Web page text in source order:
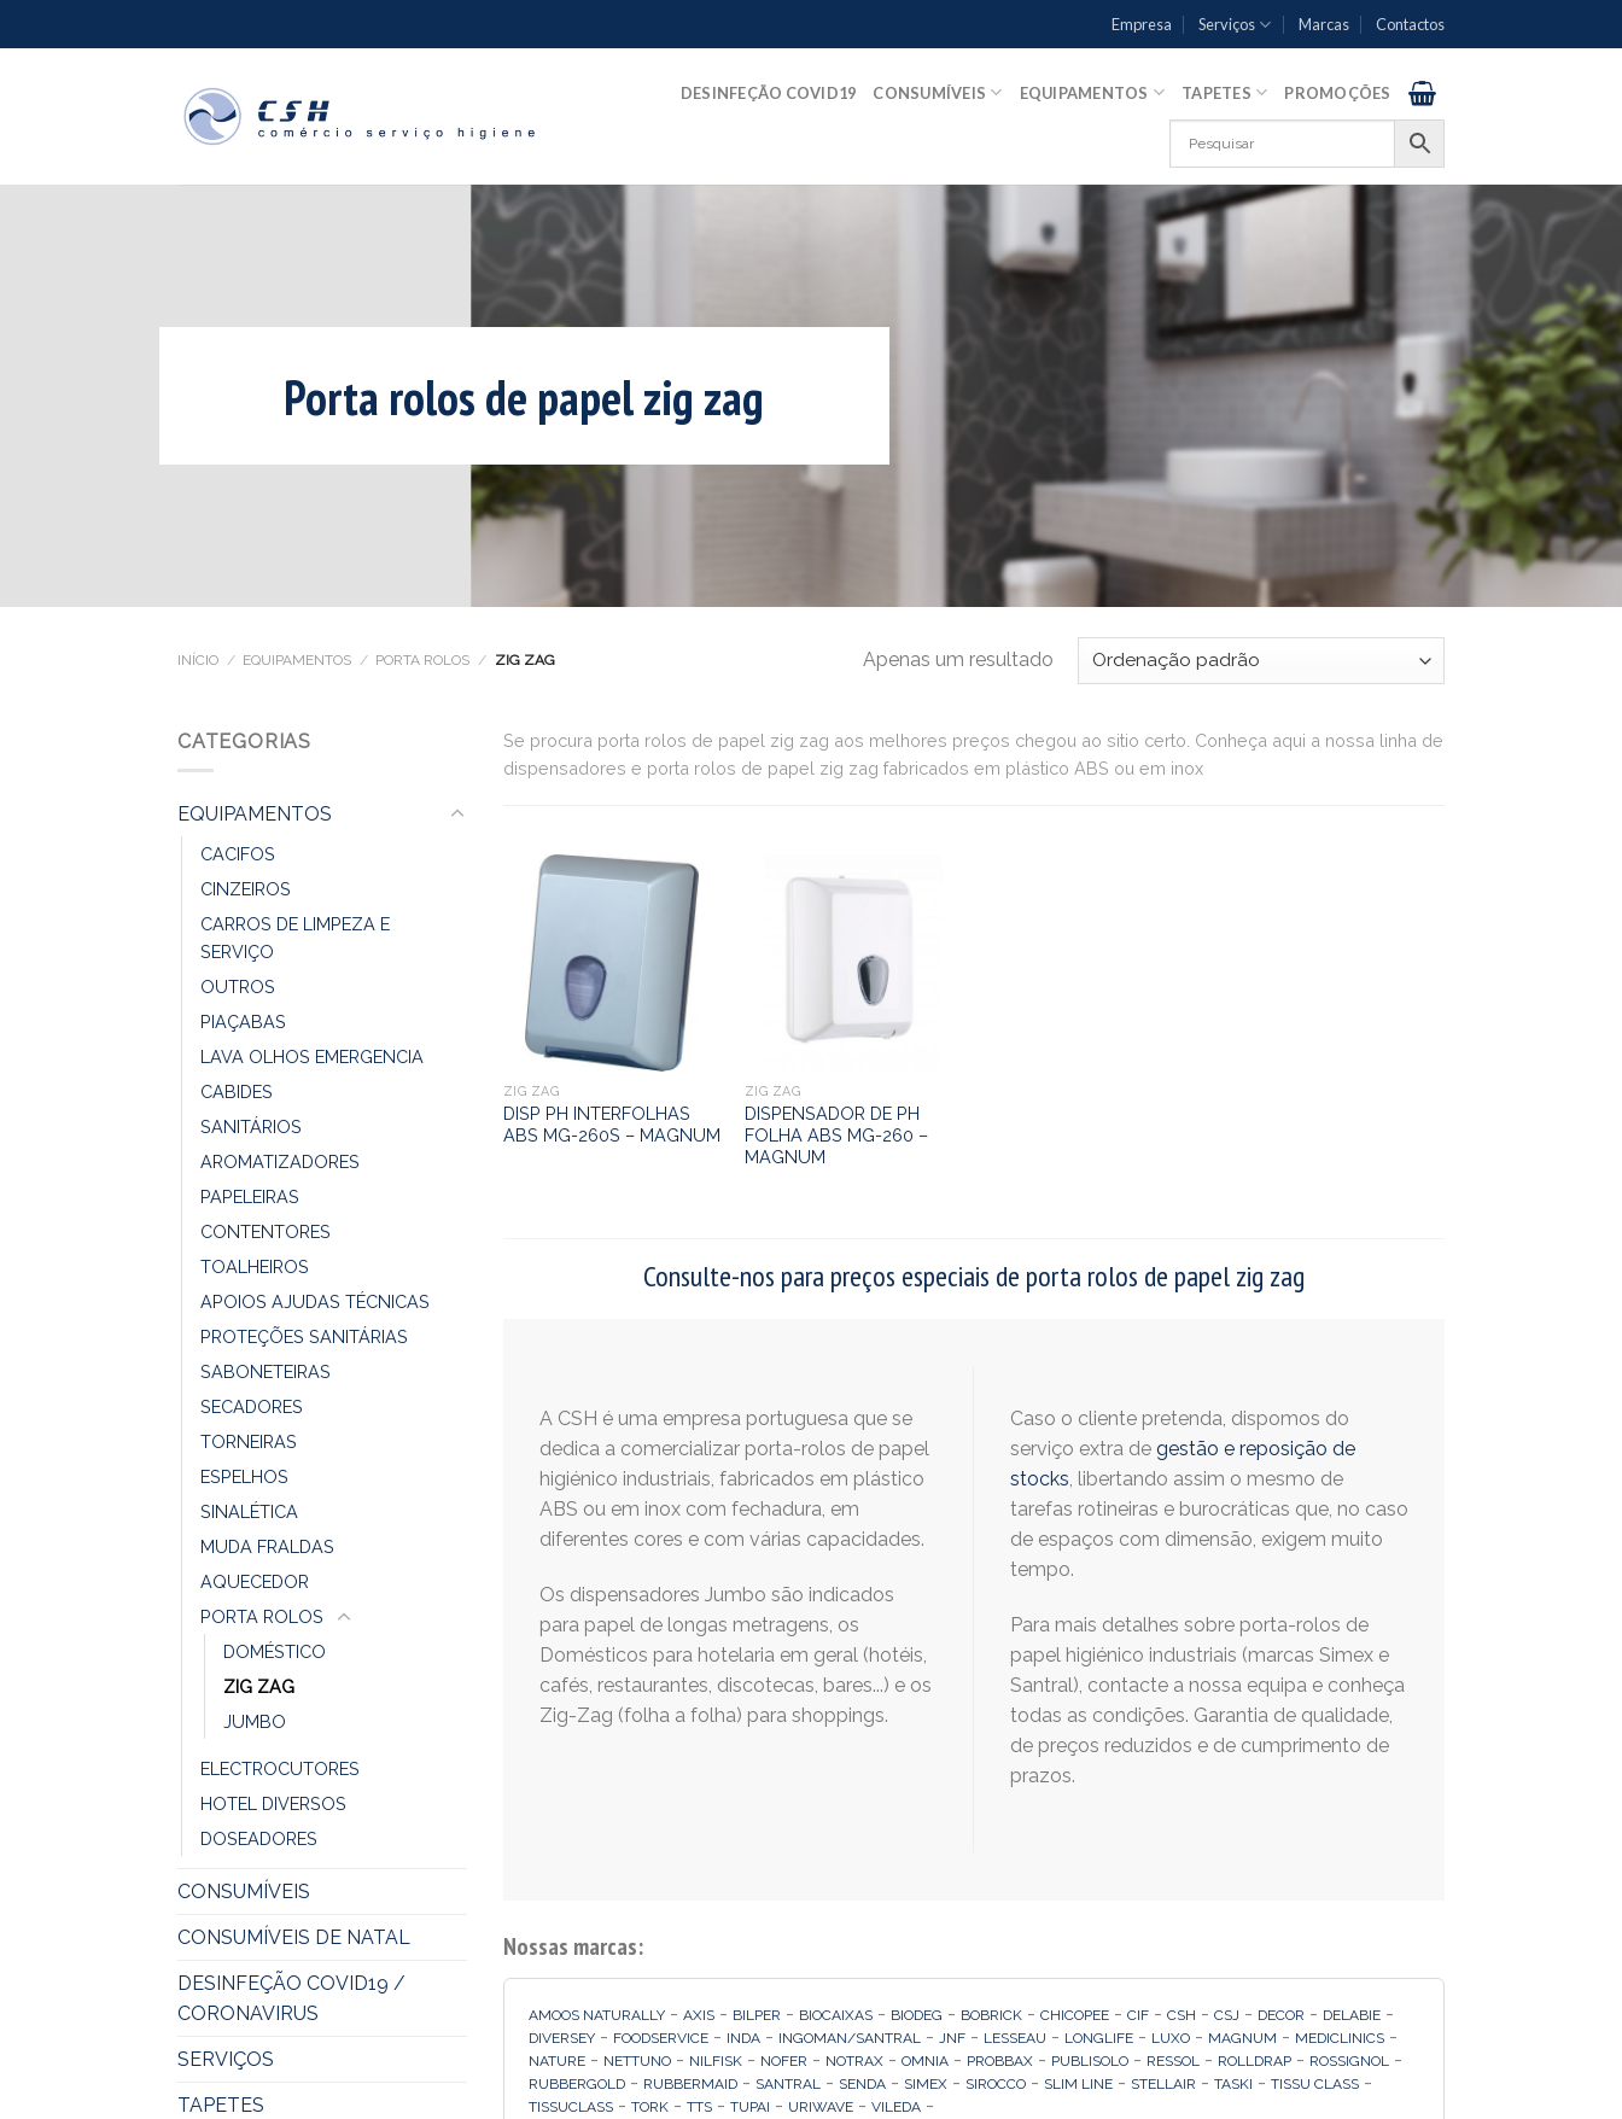
to
Empresa Serviços Marcas Contactos
DESINFEÇÃO COVID19 CONSUMÍVEIS EQUIPAMENTOS TAPETES PROMOÇÕES
Porta rolos de papel zig zag
INÍCIO / EQUIPAMENTOS / PORTA ROLOS / ZIG ZAG Apenas um resultado
CATEGORIAS
EQUIPAMENTOS
CACIFOS
CINZEIROS
CARROS DE LIMPEZA E
SERVIÇO
OUTROS
PIAÇABAS
LAVA OLHOS EMERGENCIA
CABIDES
SANITÁRIOS
AROMATIZADORES
PAPELEIRAS
CONTENTORES
TOALHEIROS
APOIOS AJUDAS TÉCNICAS
PROTEÇÕES SANITÁRIAS
SABONETEIRAS
SECADORES
TORNEIRAS
ESPELHOS
SINALÉTICA
MUDA FRALDAS
AQUECEDOR
PORTA ROLOS
DOMÉSTICO
ZIG ZAG
JUMBO
ELECTROCUTORES
HOTEL DIVERSOS
DOSEADORES
CONSUMÍVEIS
CONSUMÍVEIS DE NATAL
DESINFEÇÃO COVID19 /
CORONAVIRUS
SERVIÇOS
TAPETES
Se procura porta rolos de papel zig zag aos melhores preços chegou ao sitio certo. Conheça aqui a nossa linha de
dispensadores e porta rolos de papel zig zag fabricados em plástico ABS ou em inox
ZIG ZAG
DISP PH INTERFOLHAS
ABS MG-260S – MAGNUM
ZIG ZAG
DISPENSADOR DE PH
FOLHA ABS MG-260 –
MAGNUM
Consulte-nos para preços especiais de porta rolos de papel zig zag
A CSH é uma empresa portuguesa que se
dedica a comercializar porta-rolos de papel
higiénico industriais, fabricados em plástico
ABS ou em inox com fechadura, em
diferentes cores e com várias capacidades.
Os dispensadores Jumbo são indicados
para papel de longas metragens, os
Domésticos para hotelaria em geral (hotéis,
cafés, restaurantes, discotecas, bares...) e os
Zig-Zag (folha a folha) para shoppings.
Caso o cliente pretenda, dispomos do
serviço extra de gestão e reposição de
stocks, libertando assim o mesmo de
tarefas rotineiras e burocráticas que, no caso
de espaços com dimensão, exigem muito
tempo.
Para mais detalhes sobre porta-rolos de
papel higiénico industriais (marcas Simex e
Santral), contacte a nossa equipa e conheça
todas as condições. Garantia de qualidade,
de preços reduzidos e de cumprimento de
prazos.
Nossas marcas:
AMOOS NATURALLY - AXIS - BILPER - BIOCAIXAS - BIODEG - BOBRICK - CHICOPEE - CIF - CSH - CSJ - DECOR - DELABIE -
DIVERSEY - FOODSERVICE - INDA - INGOMAN/SANTRAL - JNF - LESSEAU - LONGLIFE - LUXO - MAGNUM - MEDICLINICS -
NATURE - NETTUNO - NILFISK - NOFER - NOTRAX - OMNIA - PROBBAX - PUBLISOLO - RESSOL - ROLLDRAP - ROSSIGNOL -
RUBBERGOLD - RUBBERMAID - SANTRAL - SENDA - SIMEX - SIROCCO - SLIM LINE - STELLAIR - TASKI - TISSU CLASS -
TISSUCLASS - TORK - TTS - TUPAI - URIWAVE - VILEDA -